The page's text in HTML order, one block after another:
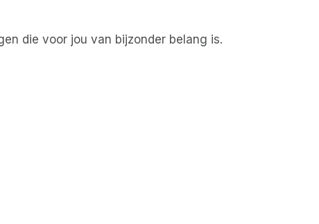
die voor jou van bijzonder belang is.